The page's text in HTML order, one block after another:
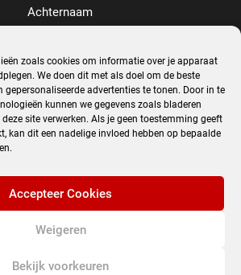
zoals cookies om informatie over je apparaat
We doen dit met als doel om de beste
gepersonaliseerde advertenties te tonen. Door in te
kunnen we gegevens zoals bladeren
site verwerken. Als je geen toestemming geeft
kan dit een nadelige invloed hebben op bepaalde
Accepteer Cookies
Weigeren
Bekijk voorkeuren
Achternaam
Email*
Alternative:
reizen. All Rights Reserved.